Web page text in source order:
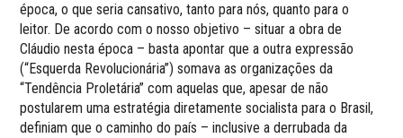
época, o que seria cansativo, tanto para nós, quanto para o
leitor. De acordo com o nosso objetivo – situar a obra de
Cláudio nesta época – basta apontar que a outra expressão
(“Esquerda Revolucionária”) somava as organizações da
“Tendência Proletária” com aquelas que, apesar de não
postularem uma estratégia diretamente socialista para o Brasil,
definiam que o caminho do país – inclusive a derrubada da